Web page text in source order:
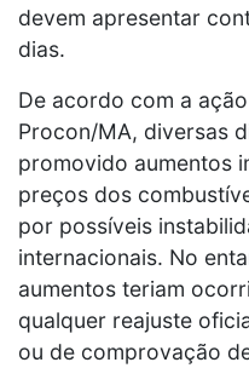
devem apresentar
dias.
De acordo com a
Procon/MA, diversas
promovido aumentos
preços dos
por possíveis
internacionais. No
aumentos teriam
qualquer reajuste
ou de comprovação